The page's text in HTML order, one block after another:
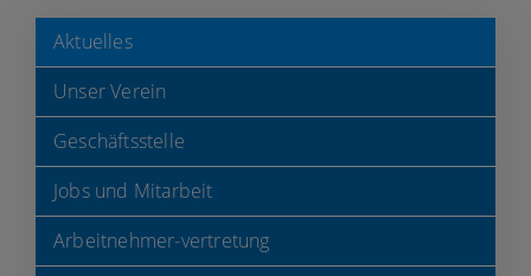
Aktuelles
Unser Verein
Geschäftsstelle
Jobs und Mitarbeit
Arbeitnehmer-vertretung